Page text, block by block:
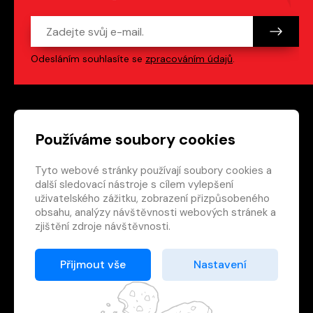
Používáme soubory cookies
Tyto webové stránky používají soubory cookies a
další sledovací nástroje s cílem vylepšení
uživatelského zážitku, zobrazení přizpůsobeného
obsahu, analýzy návštěvnosti webových stránek a
zjištění zdroje návštěvnosti.
Přijmout vše Nastavení
Odesláním souhlasíte se zpracováním údajů.
Patička webu Odkazy na sociální
Vedlejší navigace
redakce@crew.cz
Ochrana soukromí
Nastavení cookies
E-shop
© 2026 Nakladatelství CREW s.r.o. Všechna práva